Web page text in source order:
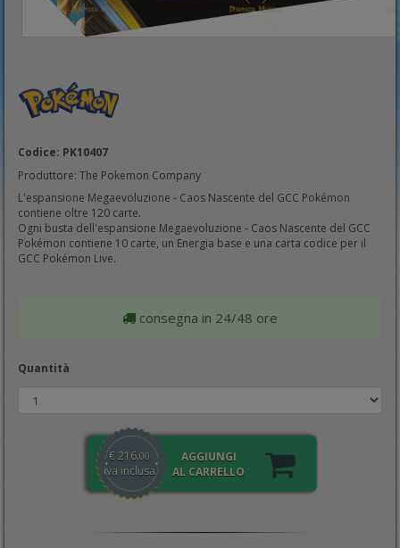
Codice: PK10407
Produttore: The Pokemon Company
L'espansione Megaevoluzione - Caos Nascente del GCC Pokémon
contiene oltre 120 carte.
Ogni busta dell'espansione Megaevoluzione - Caos Nascente del GCC
Pokémon contiene 10 carte, un Energia base e una carta codice per il
GCC Pokémon Live.
consegna in 24/48 ore
Quantità
€216,00
iva inclusa
AGGIUNGI
AL CARRELLO